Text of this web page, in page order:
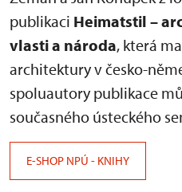
publikaci Heimatstil –
vlasti a národa, která
architektury v česko-
spoluautory publikace
současného ústeckého
E-SHOP NPÚ - KNIHY